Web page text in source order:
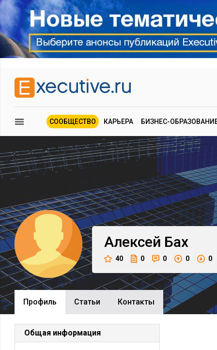
СООБЩЕСТВО КАРЬЕРА БИЗНЕС-
Алексей Бах
40 0 0 0 0
Профиль Cтатьи Контакты
Общая информация